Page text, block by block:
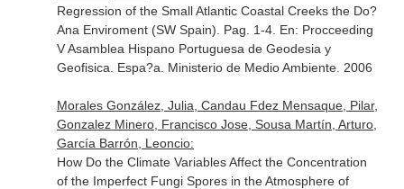
Regression of the Small Atlantic Coastal Creeks the Do?
Ana Enviroment (SW Spain). Pag. 1-4. En: Procceeding
V Asamblea Hispano Portuguesa de Geodesia y
Geofisica . Espa?a. Ministerio de Medio Ambiente. 2006
Morales González, Julia, Candau Fdez Mensaque, Pilar,
Gonzalez Minero, Francisco Jose, Sousa Martín, Arturo,
García Barrón, Leoncio:
How Do the Climate Variables Affect the Concentration
of the Imperfect Fungi Spores in the Atmosphere of